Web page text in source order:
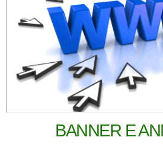
BANNER E